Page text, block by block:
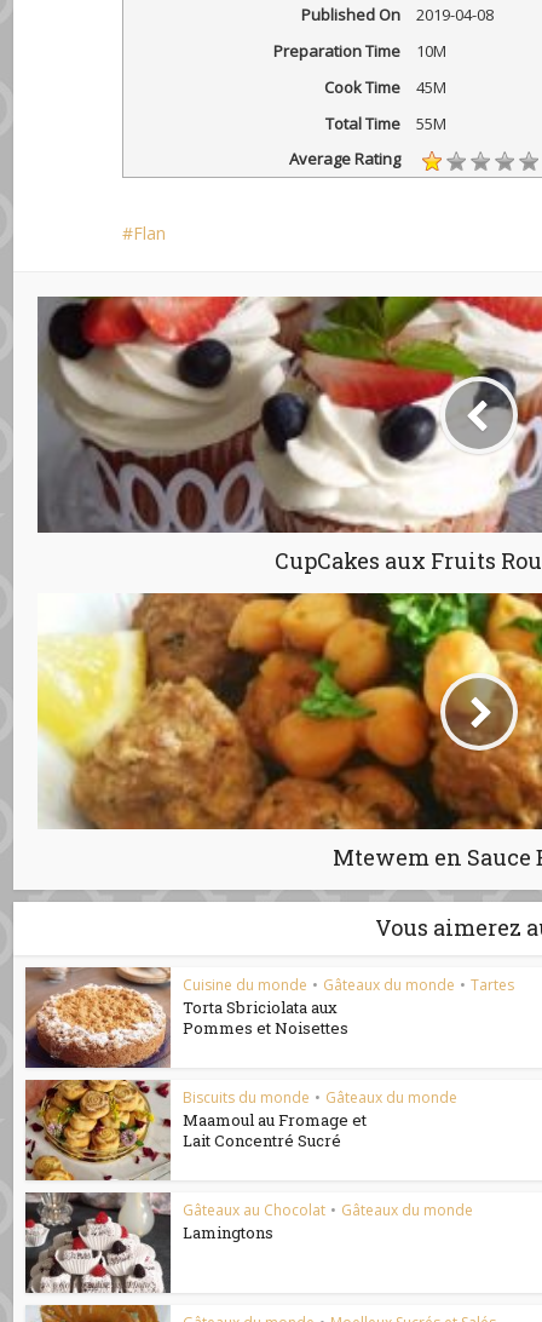
Published On
2019-04-08
Preparation Time
10M
Cook Time
45M
Total Time
55M
Average Rating
Flan
CupCakes aux Fruits
Mtewem en Sauce
Vous aimerez
Cuisine du monde • Gâteaux du monde • Tartes
Torta Sbriciolata aux
Pommes et Noisettes
Biscuits du monde • Gâteaux du monde
Maamoul au Fromage et
Lait Concentré Sucré
Gâteaux au Chocolat • Gâteaux du monde
Lamingtons